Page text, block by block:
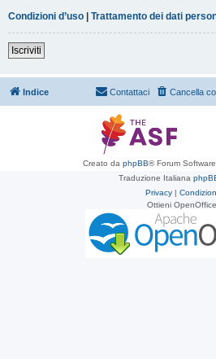
Condizioni d’uso | Trattamento dei dati
Iscriviti
Indice Cancella
Contattaci
Creato da phpBB® Forum
Traduzione Italiana
Privacy |
Ottieni OpenOffice